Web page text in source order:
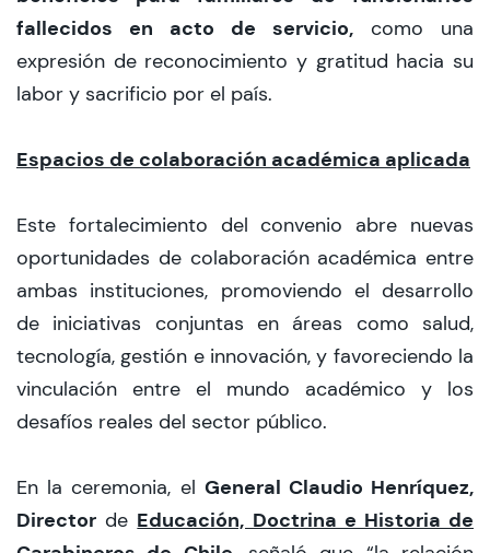
fallecidos en acto de servicio, como una
expresión de reconocimiento y gratitud hacia su
labor y sacrificio por el país.
Espacios de colaboración académica aplicada
Este fortalecimiento del convenio abre nuevas
oportunidades de colaboración académica entre
ambas instituciones, promoviendo el desarrollo
de iniciativas conjuntas en áreas como salud,
tecnología, gestión e innovación, y favoreciendo la
vinculación entre el mundo académico y los
desafíos reales del sector público.
En la ceremonia, el General Claudio Henríquez,
Director de Educación, Doctrina e Historia de